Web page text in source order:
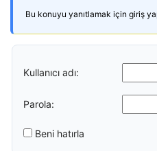
Bu konuyu yanıtlamak için giriş
Kullanıcı adı:
Parola:
Beni hatırla